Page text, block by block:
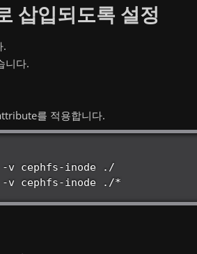
삽입되도록 설정
.
니다.
를 적용합니다.
cephfs-inode ./
cephfs-inode ./*